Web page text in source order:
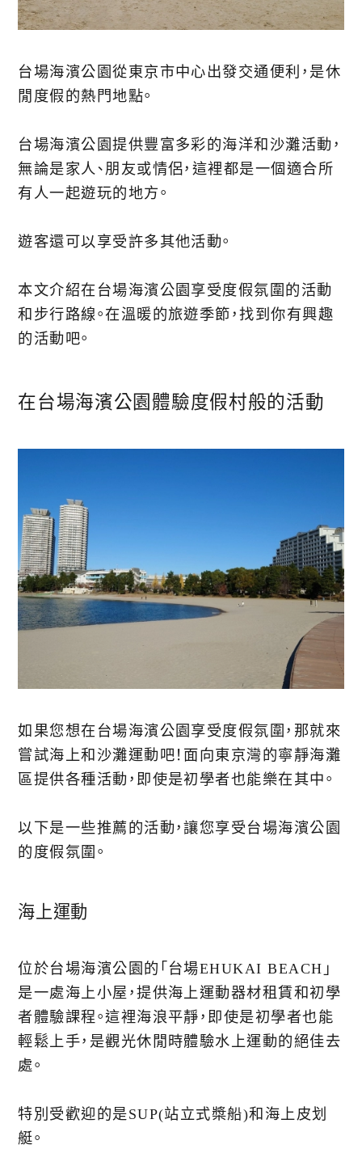
台場海濱公園從東京市中心出發交通便利，是休
閒度假的熱門地點。
台場海濱公園提供豐富多彩的海洋和沙灘活動，
無論是家人、朋友或情侶，這裡都是一個適合所
有人一起遊玩的地方。
遊客還可以享受許多其他活動。
本文介紹在台場海濱公園享受度假氛圍的活動
和步行路線。在溫暖的旅遊季節，找到你有興趣
的活動吧。
在台場海濱公園體驗度假村般的活動
如果您想在台場海濱公園享受度假氛圍，那就來
嘗試海上和沙灘運動吧！面向東京灣的寧靜海灘
區提供各種活動，即使是初學者也能樂在其中。
以下是一些推薦的活動，讓您享受台場海濱公園
的度假氛圍。
海上運動
位於台場海濱公園的「台場EHUKAI BEACH」
是一處海上小屋，提供海上運動器材租賃和初學
者體驗課程。這裡海浪平靜，即使是初學者也能
輕鬆上手，是觀光休閒時體驗水上運動的絕佳去
處。
特別受歡迎的是SUP(站立式槳船)和海上皮划
艇。